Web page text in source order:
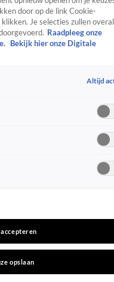
RealityCrimeVideo's
-
Editie
door op de link Cookie-
Je selecties zullen overal
Raadpleeg onze
Bekijk hier onze Digitale
Altijd
opslaan